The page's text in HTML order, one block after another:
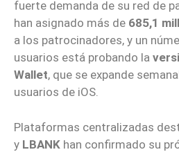
fuerte demanda de su red de
han asignado más de 685,1
a los patrocinadores, y un
usuarios está probando la
Wallet, que se expande
usuarios de iOS.
Plataformas centralizadas
y LBANK han confirmado su